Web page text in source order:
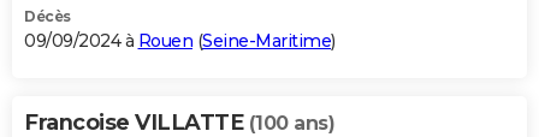
Décès
09/09/2024 à Rouen (Seine-Maritime)
Francoise VILLATTE (100 ans)